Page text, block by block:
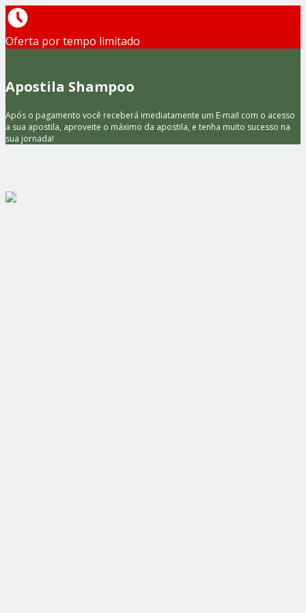
Oferta por tempo limitado
Apostila Shampoo
Após o pagamento você receberá imediatamente um E-mail com o acesso
a sua apostila, aproveite o máximo da apostila, e tenha muito sucesso na
sua jornada!